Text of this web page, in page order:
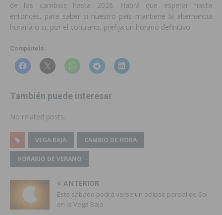
de los cambios hasta 2026. Habrá que esperar hasta
entonces, para saber si nuestro país mantiene la alternancia
horaria o si, por el contrario, prefija un horario definitivo.
Compártelo:
También puede interesar
No related posts.
VEGA BAJA CAMBIO DE HORA
HORARIO DE VERANO
ANTERIOR
Este sábado podrá verse un eclipse parcial de Sol
en la Vega Baja